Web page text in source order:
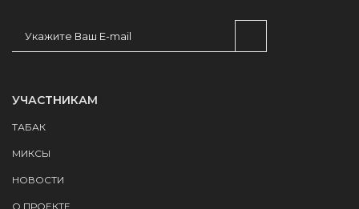
УЧАСТНИКАМ
ТАБАК
МИКСЫ
НОВОСТИ
О ПРОЕКТЕ